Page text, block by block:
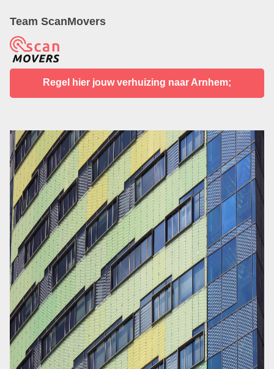
Team ScanMovers
Regel hier jouw verhuizing naar Arnhem;